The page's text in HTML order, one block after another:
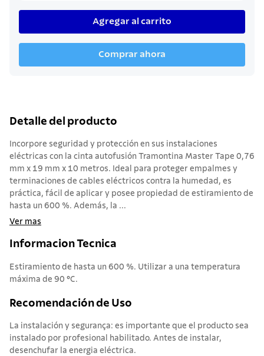
Agregar al carrito
Comprar ahora
Detalle del producto
Incorpore seguridad y protección en sus instalaciones
eléctricas con la cinta autofusión Tramontina Master Tape 0,76
mm x 19 mm x 10 metros. Ideal para proteger empalmes y
terminaciones de cables eléctricos contra la humedad, es
práctica, fácil de aplicar y posee propiedad de estiramiento de
hasta un 600 %. Además, la ...
Ver mas
Informacion Tecnica
Estiramiento de hasta un 600 %. Utilizar a una temperatura
máxima de 90 °C.
Recomendación de Uso
La instalación y segurança: es importante que el producto sea
instalado por profesional habilitado. Antes de instalar,
desenchufar la energia eléctrica.